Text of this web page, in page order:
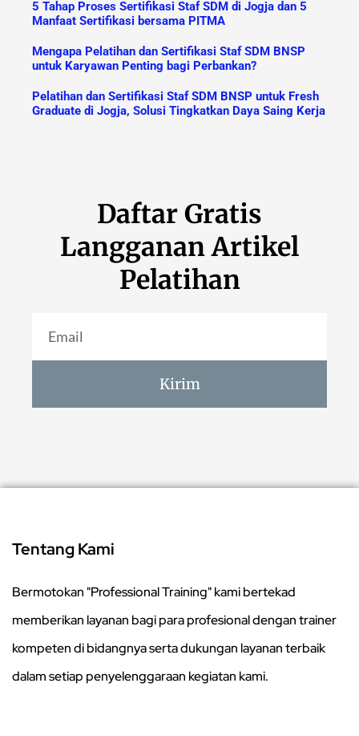
5 Tahap Proses Sertifikasi Staf SDM di Jogja dan 5
Manfaat Sertifikasi bersama PITMA
Mengapa Pelatihan dan Sertifikasi Staf SDM BNSP
untuk Karyawan Penting bagi Perbankan?
Pelatihan dan Sertifikasi Staf SDM BNSP untuk Fresh
Graduate di Jogja, Solusi Tingkatkan Daya Saing Kerja
Daftar Gratis
Langganan Artikel
Pelatihan
Kirim
Tentang Kami
Bermotokan "Professional Training" kami bertekad
memberikan layanan bagi para profesional dengan trainer
kompeten di bidangnya serta dukungan layanan terbaik
dalam setiap penyelenggaraan kegiatan kami.